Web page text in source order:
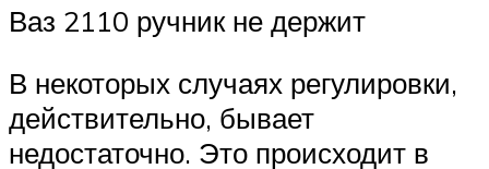
Ваз 2110 ручник не держит
В некоторых случаях регулировки,
действительно, бывает
недостаточно. Это происходит в